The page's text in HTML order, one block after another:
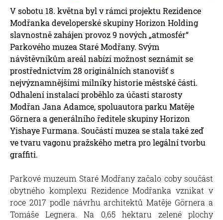
V sobotu 18. května byl v rámci projektu Rezidence
Modřanka developerské skupiny Horizon Holding
slavnostně zahájen provoz 9 nových „atmosfér“
Parkového muzea Staré Modřany. Svým
návštěvníkům areál nabízí možnost seznámit se
prostřednictvím 28 originálních stanovišť s
nejvýznamnějšími milníky historie městské části.
Odhalení instalací proběhlo za účasti starosty
Modřan Jana Adamce, spoluautora parku Matěje
Görnera a generálního ředitele skupiny Horizon
Yishaye Furmana. Součástí muzea se stala také zeď
ve tvaru vagonu pražského metra pro legální tvorbu
graffiti.
Parkové muzeum Staré Modřany začalo coby součást
obytného komplexu Rezidence Modřanka vznikat v
roce 2017 podle návrhu architektů Matěje Görnera a
Tomáše Legnera. Na 0,65 hektaru zelené plochy